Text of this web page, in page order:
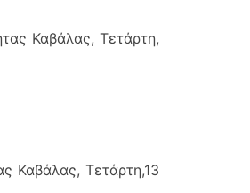
Καβάλας, Τετάρτη,
Καβάλας, Τετάρτη,13